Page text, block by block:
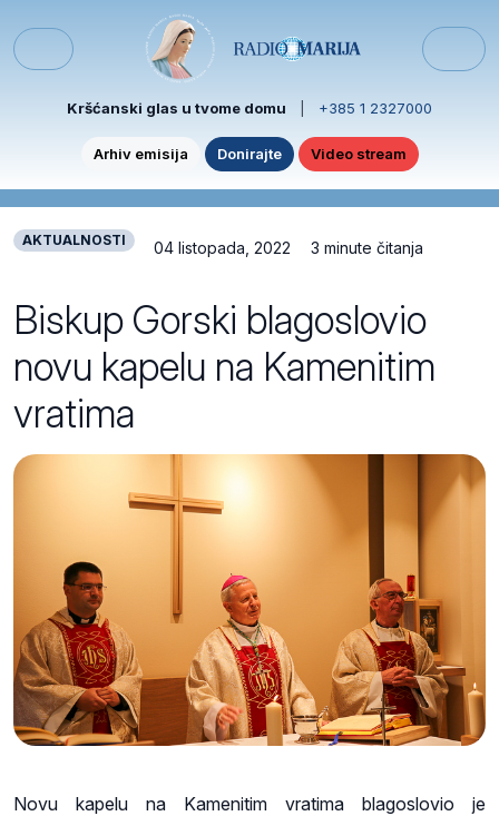
Menu
Kršćanski glas u tvome domu +385 1 2327000
Arhiv emisija Donirajte Video stream
AKTUALNOSTI 04 listopada, 2022 3 minute čitanja
Biskup Gorski blagoslovio
novu kapelu na Kamenitim
vratima
Novu kapelu na Kamenitim vratima blagoslovio je